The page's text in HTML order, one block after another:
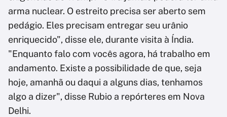
arma nuclear. O estreito precisa ser aberto sem
pedágio. Eles precisam entregar seu urânio
enriquecido", disse ele, durante visita à Índia.
"Enquanto falo com vocês agora, há trabalho em
andamento. Existe a possibilidade de que, seja
hoje, amanhã ou daqui a alguns dias, tenhamos
algo a dizer", disse Rubio a repórteres em Nova
Delhi.